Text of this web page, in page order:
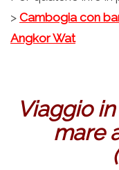
> Cambogia con
Angkor Wat
Viaggio
mare